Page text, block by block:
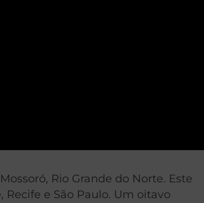
Rio Grande do Norte. Este
e São Paulo. Um oitavo